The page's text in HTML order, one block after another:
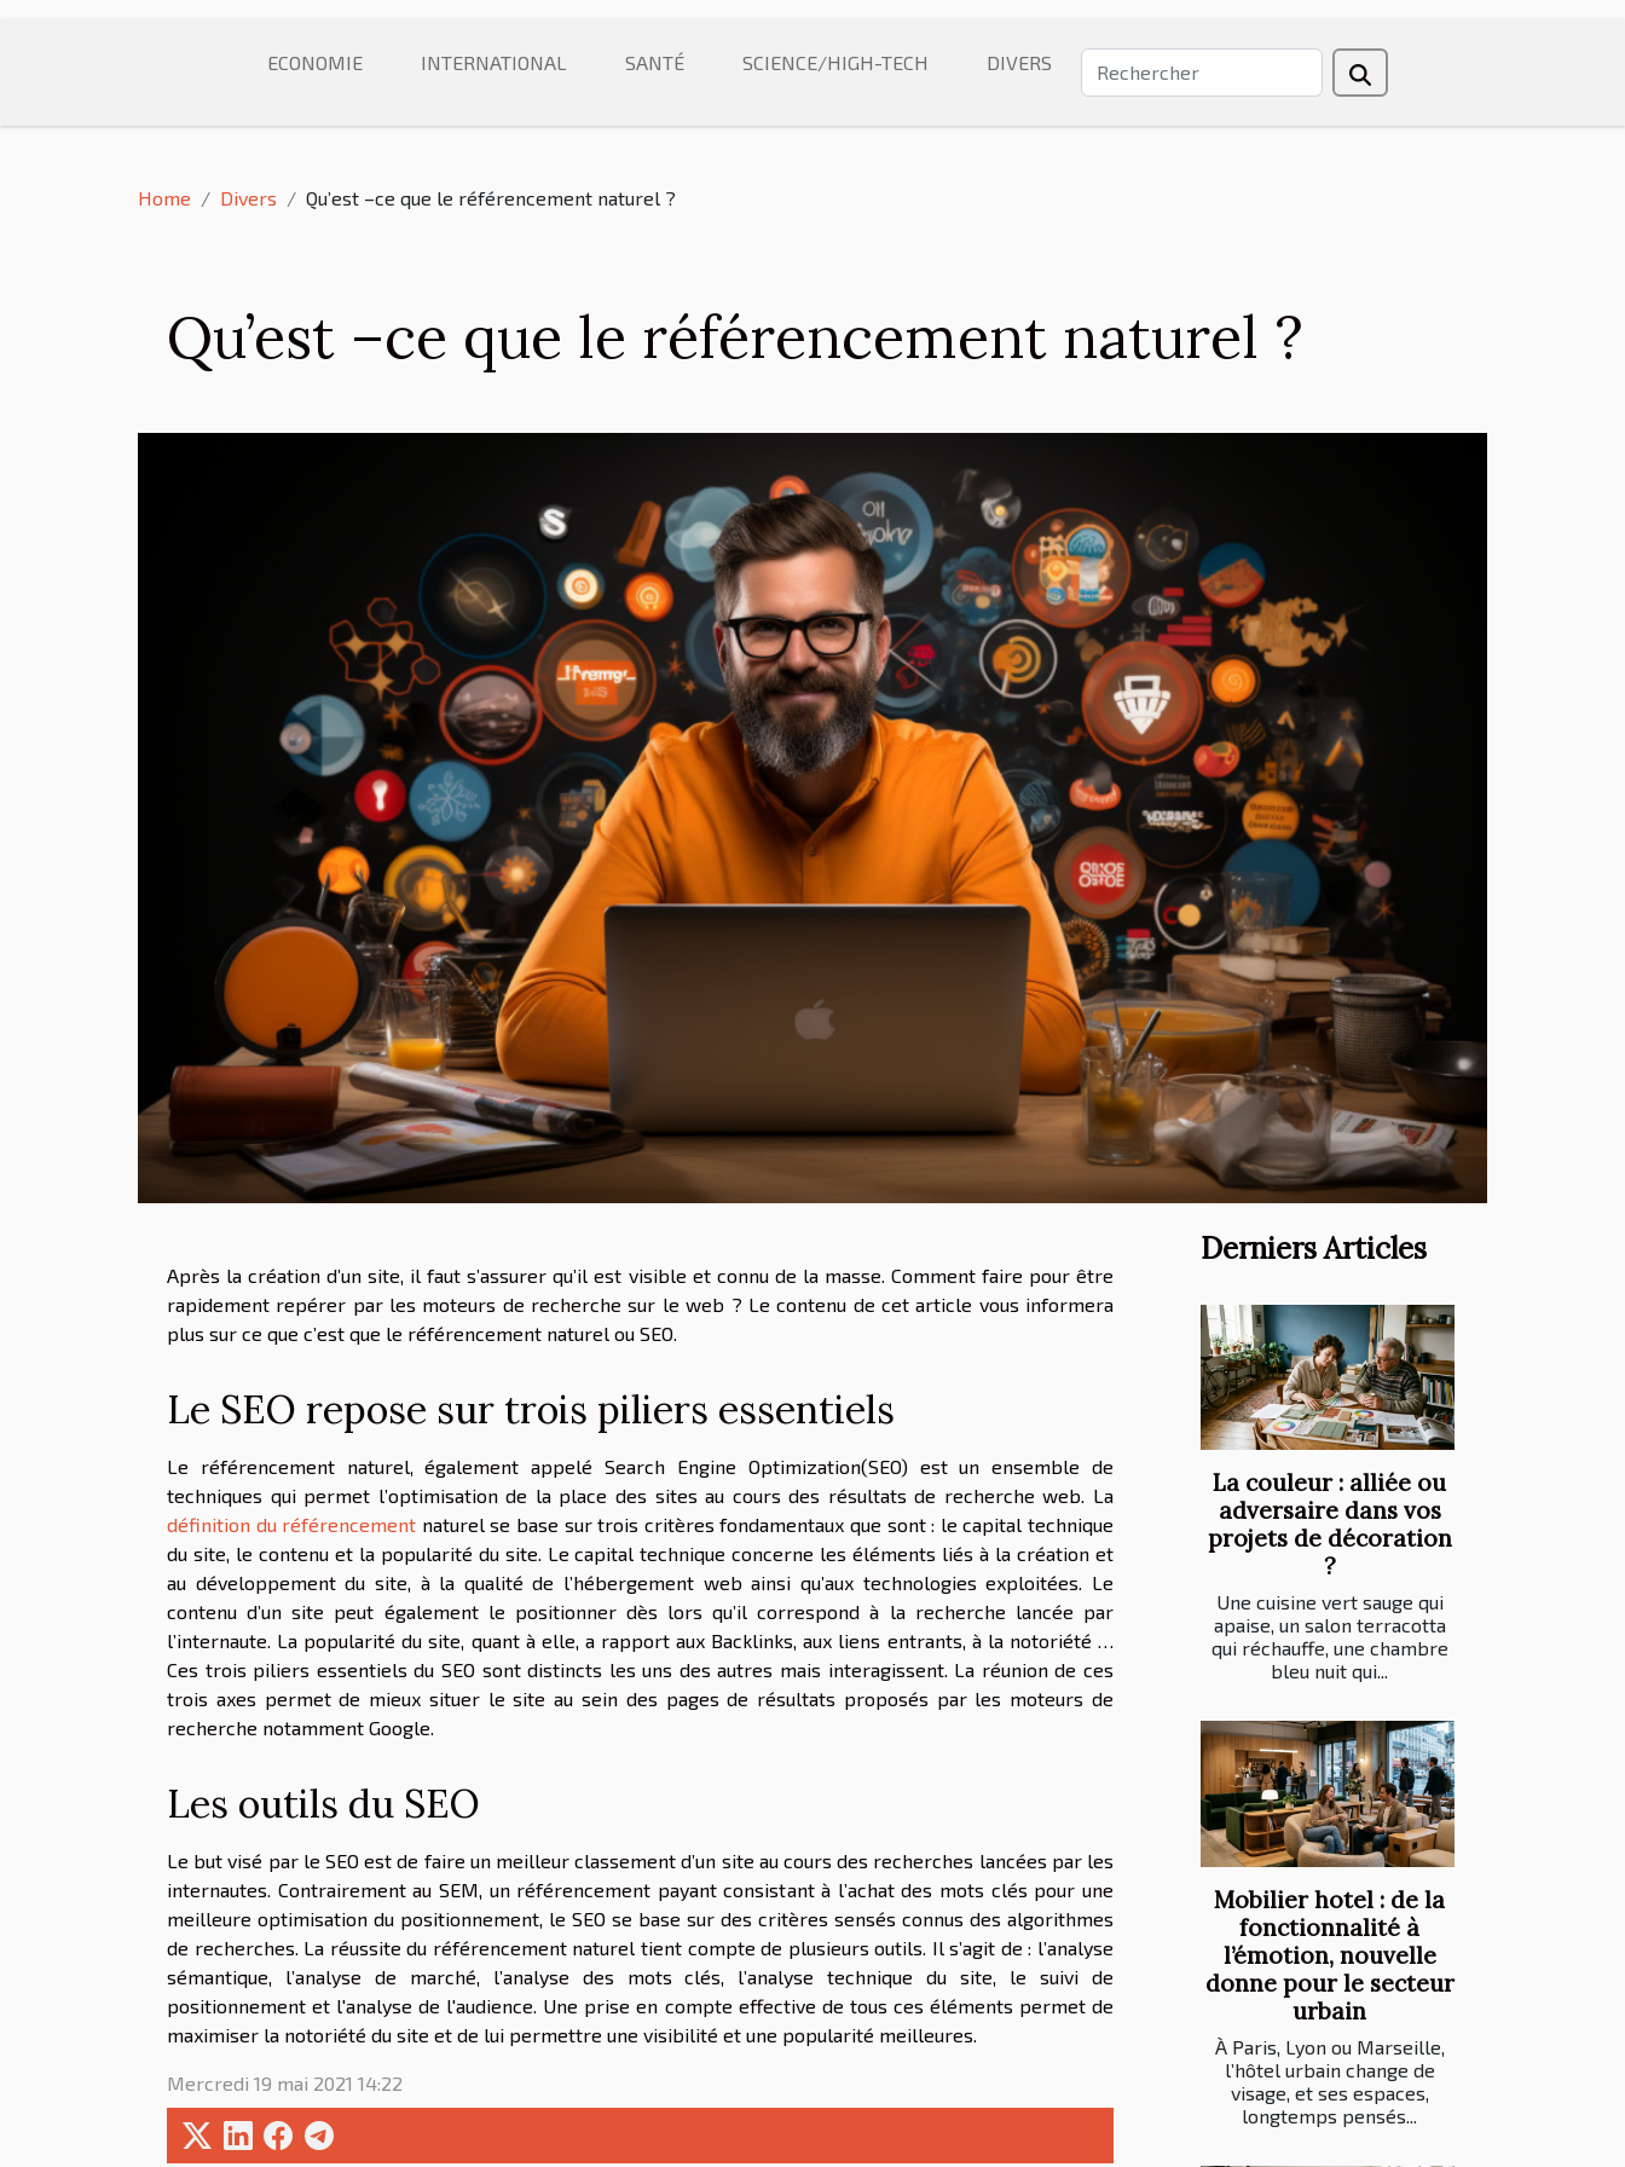
ECONOMIE INTERNATIONAL SANTÉ SCIENCE/HIGH-TECH DIVERS
Home Divers Qu’est –ce que le référencement naturel ?
Qu’est –ce que le référencement naturel ?
Après la création d’un site, il faut s’assurer qu’il est visible et connu de la masse. Comment faire pour être
rapidement repérer par les moteurs de recherche sur le web ? Le contenu de cet article vous informera
plus sur ce que c’est que le référencement naturel ou SEO.
Le SEO repose sur trois piliers essentiels
Le référencement naturel, également appelé Search Engine Optimization(SEO) est un ensemble de
techniques qui permet l’optimisation de la place des sites au cours des résultats de recherche web. La
définition du référencement naturel se base sur trois critères fondamentaux que sont : le capital technique
du site, le contenu et la popularité du site. Le capital technique concerne les éléments liés à la création et
au développement du site, à la qualité de l’hébergement web ainsi qu’aux technologies exploitées. Le
contenu d’un site peut également le positionner dès lors qu’il correspond à la recherche lancée par
l’internaute. La popularité du site, quant à elle, a rapport aux Backlinks, aux liens entrants, à la notoriété …
Ces trois piliers essentiels du SEO sont distincts les uns des autres mais interagissent. La réunion de ces
trois axes permet de mieux situer le site au sein des pages de résultats proposés par les moteurs de
recherche notamment Google.
Les outils du SEO
Le but visé par le SEO est de faire un meilleur classement d’un site au cours des recherches lancées par les
internautes. Contrairement au SEM, un référencement payant consistant à l’achat des mots clés pour une
meilleure optimisation du positionnement, le SEO se base sur des critères sensés connus des algorithmes
de recherches. La réussite du référencement naturel tient compte de plusieurs outils. Il s’agit de : l’analyse
sémantique, l’analyse de marché, l’analyse des mots clés, l’analyse technique du site, le suivi de
positionnement et l'analyse de l'audience. Une prise en compte effective de tous ces éléments permet de
maximiser la notoriété du site et de lui permettre une visibilité et une popularité meilleures.
Mercredi 19 mai 2021 14:22
Derniers Articles
La couleur : alliée ou
adversaire dans vos
projets de décoration
?
Une cuisine vert sauge qui
apaise, un salon terracotta
qui réchauffe, une chambre
bleu nuit qui...
Mobilier hotel : de la
fonctionnalité à
l’émotion, nouvelle
donne pour le secteur
urbain
À Paris, Lyon ou Marseille,
l’hôtel urbain change de
visage, et ses espaces,
longtemps pensés...